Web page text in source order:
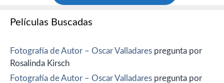
Películas Buscadas
Fotografía de Autor – Oscar Valladares pregunta por
Rosalinda Kirsch
Fotografía de Autor – Oscar Valladares pregunta por